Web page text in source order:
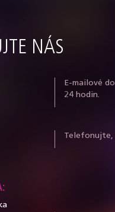
NÁS
E-mailové
24 hodin.
Telefonujte,